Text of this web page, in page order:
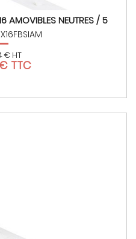
AMOVIBLES NEUTRES / 5
€ HT
TTC